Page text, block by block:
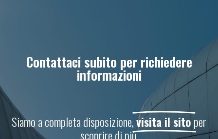
Contattaci subito per richiedere
informazioni
Siamo a completa disposizione,visita il sitoper
scoprire di più.